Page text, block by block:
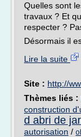
Quelles sont
travaux ? Et
respecter ?
Désormais il
Lire la suite
Site : http://
Thèmes liés :
construction
d abri de
autorisation /